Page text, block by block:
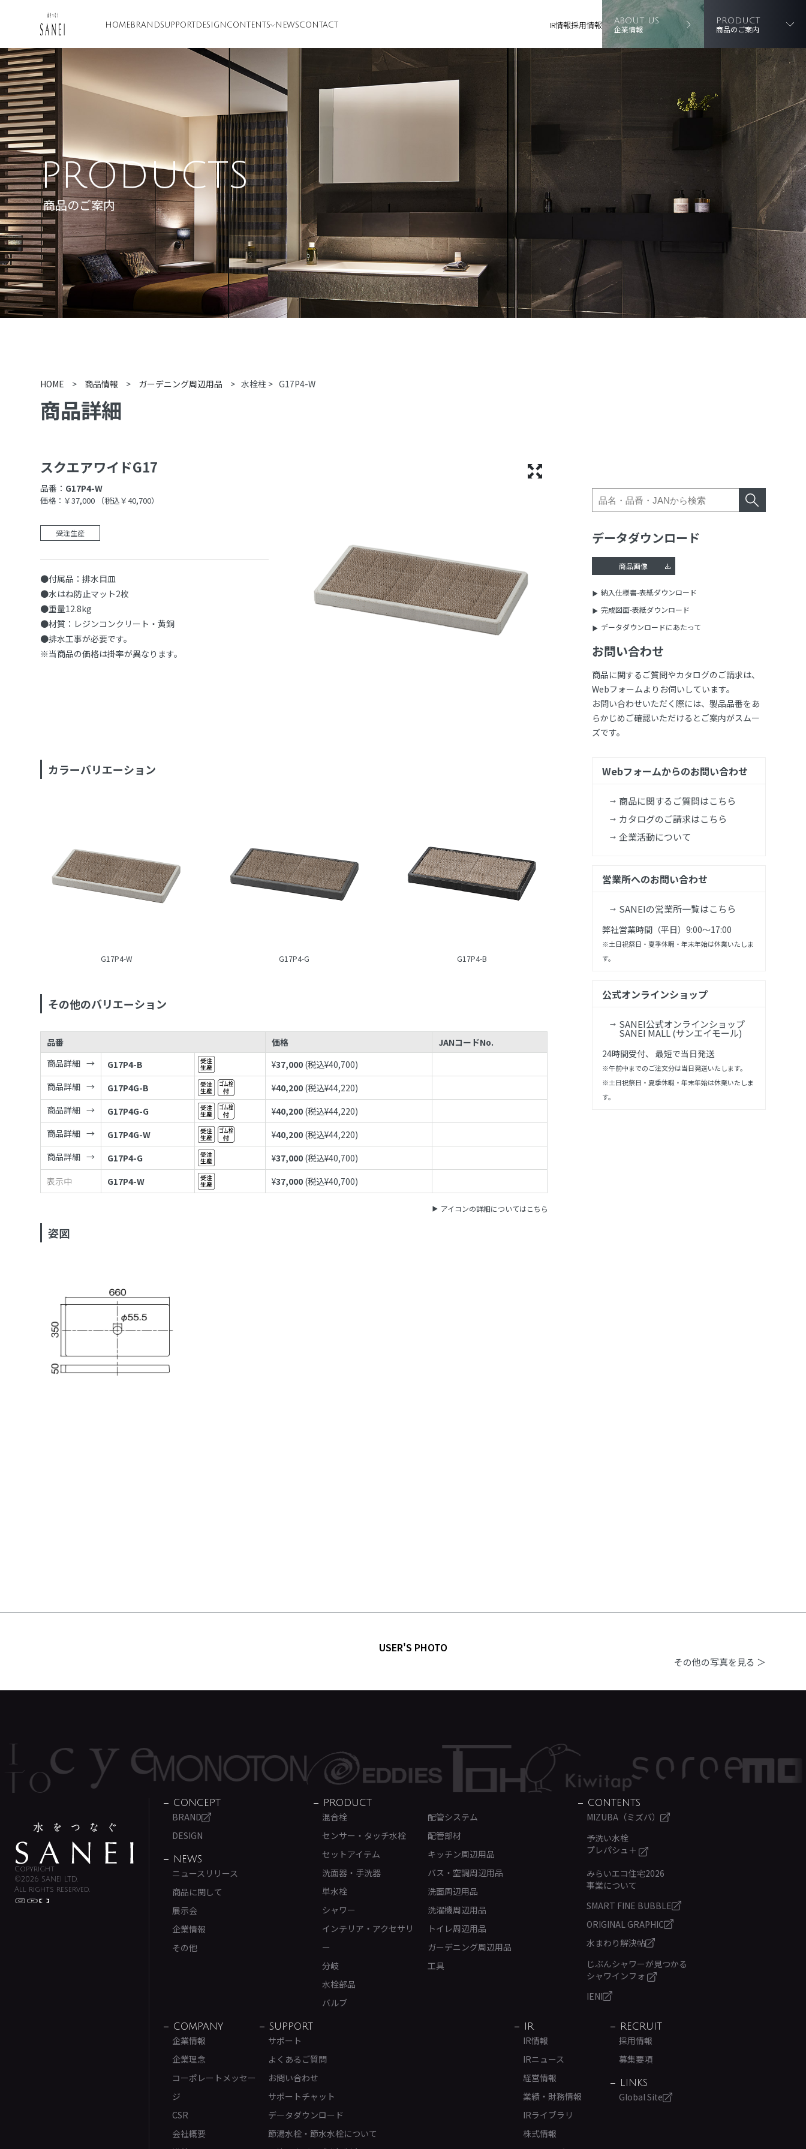
HOME BRANDSUPPORT DESIGN CONTENTS NEWSCONTACT IR情報採用情報 ABOUT US
企業情報
PRODUCT
商品のご案内
PRODUCTS
商品のご案内
HOME > 商品情報 > ガーデニング周辺用品 > 水栓柱 > G17P4-W
商品詳細
スクエアワイドG17
品番： G17P4-W
価格：￥37,000 （税込￥40,700）
受注生産
●付属品：排水目皿
●水はね防止マット2枚
●重量12.8kg
●材質：レジンコンクリート・黄銅
●排水工事が必要です。
※当商品の価格は掛率が異なります。
カラーバリエーション
G17P4-W G17P4-G G17P4-B
その他のバリエーション
品番 価格
JANコードNo.
商品詳細
G17P4-B ¥37,000 (税込¥40,700)
商品詳細
G17P4G-B ¥40,200 (税込¥44,220)
商品詳細
G17P4G-G ¥40,200 (税込¥44,220)
商品詳細
G17P4G-W ¥40,200 (税込¥44,220)
商品詳細
G17P4-G ¥37,000 (税込¥40,700)
表示中
G17P4-W ¥37,000 (税込¥40,700)
アイコンの詳細についてはこちら
姿図
データダウンロード
商品画像
納入仕様書-表紙ダウンロード
完成図面-表紙ダウンロード
データダウンロードにあたって
お問い合わせ
商品に関するご質問やカタログのご請求は、
Webフォームよりお伺いしています。
お問い合わせいただく際には、製品品番をあ
らかじめご確認いただけるとご案内がスムー
ズです。
Webフォームからのお問い合わせ
商品に関するご質問はこちら
カタログのご請求はこちら
企業活動について
営業所へのお問い合わせ
SANEIの営業所一覧はこちら
弊社営業時間（平日）9:00～17:00
※土日祝祭日・夏季休暇・年末年始は休業いたしま
す。
公式オンラインショップ
SANEI公式オンラインショップ
SANEI MALL (サンエイモール)
24時間受付、 最短で当日発送
※午前中までのご注文分は当日発送いたします。
※土日祝祭日・夏季休暇・年末年始は休業いたしま
す。
USER'S PHOTO
その他の写真を見る ＞
Copyright
©2026 SANEI LTD.
All rights reserved.
CONCEPT
BRAND
DESIGN
NEWS
ニュースリリース
商品に関して
展示会
企業情報
その他
PRODUCT
混合栓
センサー・タッチ水栓
セットアイテム
洗面器・手洗器
単水栓
シャワー
インテリア・アクセサリ
ー
分岐
水栓部品
バルブ
配管システム
配管部材
キッチン周辺用品
バス・空調周辺用品
洗面周辺用品
洗濯機周辺用品
トイレ周辺用品
ガーデニング周辺用品
工具
CONTENTS
MIZUBA（ミズバ）
予洗い水栓
プレパシュ＋
みらいエコ住宅2026
事業について
SMART FINE BUBBLE
ORIGINAL GRAPHIC
水まわり解決帖
じぶんシャワーが見つかる
シャワインフォ
IENI
COMPANY
企業情報
企業理念
コーポレートメッセー
ジ
CSR
会社概要
SUPPORT
サポート
よくあるご質問
お問い合わせ
サポートチャット
データダウンロード
節湯水栓・節水水栓について
IR
IR情報
IRニュース
経営情報
業績・財務情報
IRライブラリ
株式情報
RECRUIT
採用情報
募集要項
LINKS
Global Site